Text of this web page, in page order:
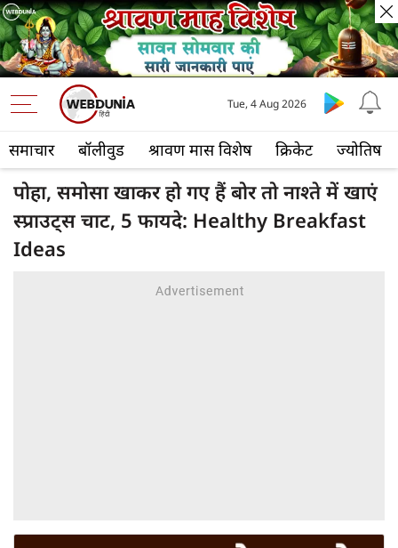
समाचार बॉलीवुड श्रावण मास विशेष क्रिकेट ज्योतिष
Tue, 4 Aug 2026
पोहा, समोसा खाकर हो गए हैं बोर तो नाश्ते में खाएं
स्प्राउट्स चाट, 5 फायदे: Healthy Breakfast
Ideas